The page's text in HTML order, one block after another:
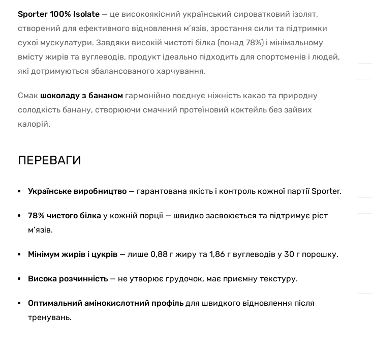
Sporter 100% Isolate — це високоякісний український сироватковий ізолят,
створений для ефективного відновлення м’язів, зростання сили та підтримки
сухої мускулатури. Завдяки високій чистоті білка (понад 78%) і мінімальному
вмісту жирів та вуглеводів, продукт ідеально підходить для спортсменів і людей,
які дотримуються збалансованого харчування.
Смак шоколаду з бананом гармонійно поєднує ніжність какао та природну
солодкість банану, створюючи смачний протеїновий коктейль без зайвих
калорій.
ПЕРЕВАГИ
Українське виробництво — гарантована якість і контроль кожної партії Sporter.
78% чистого білка у кожній порції — швидко засвоюється та підтримує ріст
м’язів.
Мінімум жирів і цукрів — лише 0,88 г жиру та 1,86 г вуглеводів у 30 г порошку.
Висока розчинність — не утворює грудочок, має приємну текстуру.
Оптимальний амінокислотний профіль для швидкого відновлення після
тренувань.